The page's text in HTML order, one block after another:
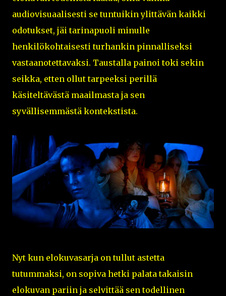
audiovisuaalisesti se tuntuikin ylittävän kaikki
odotukset, jäi tarinapuoli minulle
henkilökohtaisesti turhankin pinnalliseksi
vastaanotettavaksi. Taustalla painoi toki sekin
seikka, etten ollut tarpeeksi perillä
käsiteltävästä maailmasta ja sen
syvällisemmästä kontekstista.
Nyt kun elokuvasarja on tullut astetta
tutummaksi, on sopiva hetki palata takaisin
elokuvan pariin ja selvittää sen todellinen